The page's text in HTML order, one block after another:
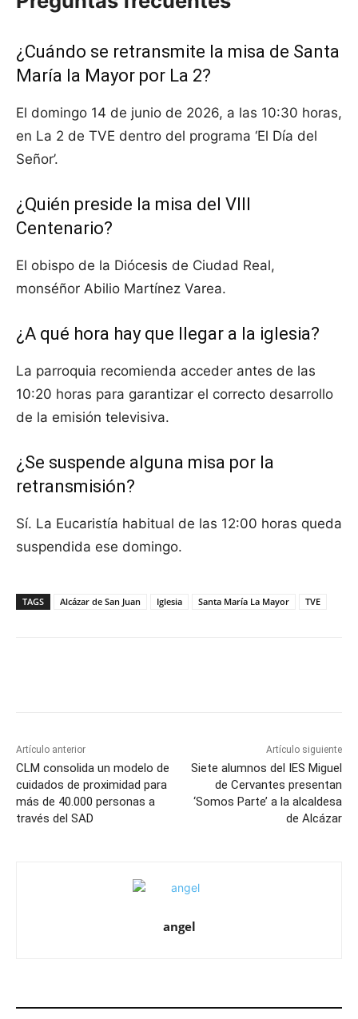
¿Cuándo se retransmite la misa de Santa
María la Mayor por La 2?
El domingo 14 de junio de 2026, a las 10:30 horas,
en La 2 de TVE dentro del programa ‘El Día del
Señor’.
¿Quién preside la misa del VIII
Centenario?
El obispo de la Diócesis de Ciudad Real,
monséñor Abilio Martínez Varea.
¿A qué hora hay que llegar a la iglesia?
La parroquia recomienda acceder antes de las
10:20 horas para garantizar el correcto desarrollo
de la emisión televisiva.
¿Se suspende alguna misa por la
retransmisión?
Sí. La Eucaristía habitual de las 12:00 horas queda
suspendida ese domingo.
TAGS Alcázar de San Juan Iglesia Santa María La Mayor TVE
Artículo anterior
CLM consolida un modelo de
cuidados de proximidad para
más de 40.000 personas a
través del SAD
Artículo siguiente
Siete alumnos del IES Miguel
de Cervantes presentan
‘Somos Parte’ a la alcaldesa
de Alcázar
angel